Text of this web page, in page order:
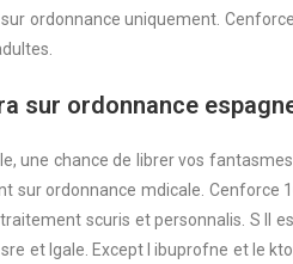
ordonnance uniquement.
sur ordonnance
une chance de librer vos
sur ordonnance mdicale. Cenforce
scuris et personnalis. S Il
et lgale. Except l ibuprofne et le